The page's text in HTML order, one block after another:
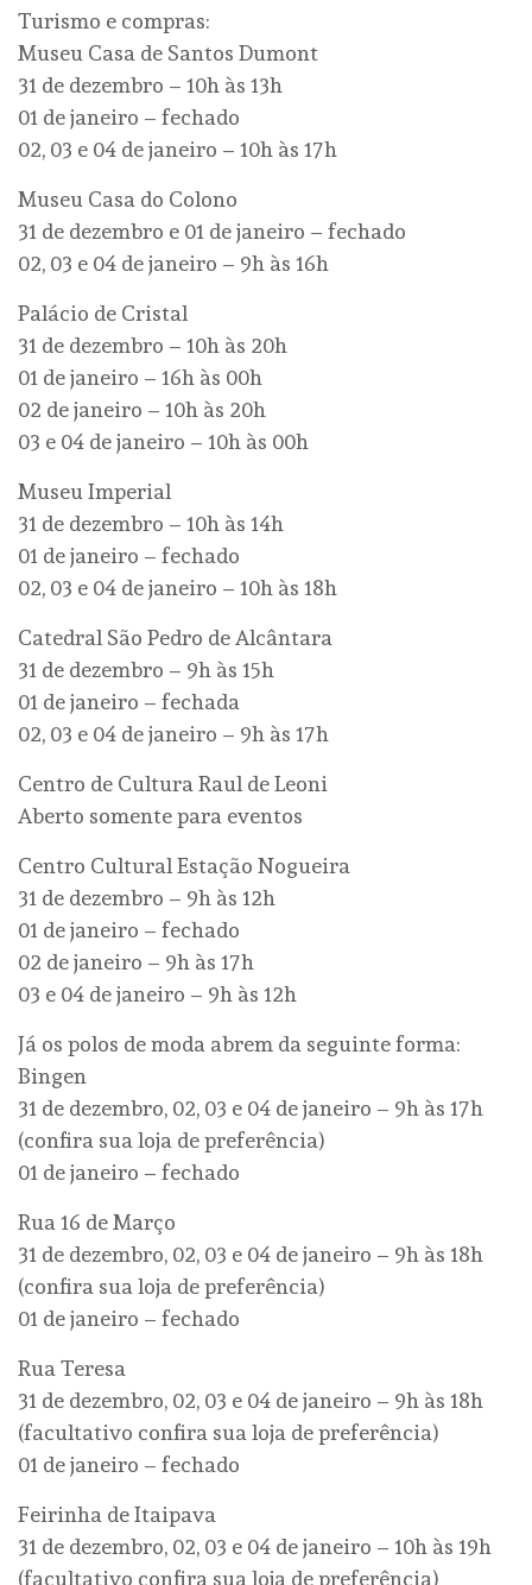
Turismo e compras:
Museu Casa de Santos Dumont
31 de dezembro – 10h às 13h
01 de janeiro – fechado
02, 03 e 04 de janeiro – 10h às 17h
Museu Casa do Colono
31 de dezembro e 01 de janeiro – fechado
02, 03 e 04 de janeiro – 9h às 16h
Palácio de Cristal
31 de dezembro – 10h às 20h
01 de janeiro – 16h às 00h
02 de janeiro – 10h às 20h
03 e 04 de janeiro – 10h às 00h
Museu Imperial
31 de dezembro – 10h às 14h
01 de janeiro – fechado
02, 03 e 04 de janeiro – 10h às 18h
Catedral São Pedro de Alcântara
31 de dezembro – 9h às 15h
01 de janeiro – fechada
02, 03 e 04 de janeiro – 9h às 17h
Centro de Cultura Raul de Leoni
Aberto somente para eventos
Centro Cultural Estação Nogueira
31 de dezembro – 9h às 12h
01 de janeiro – fechado
02 de janeiro – 9h às 17h
03 e 04 de janeiro – 9h às 12h
Já os polos de moda abrem da seguinte forma:
Bingen
31 de dezembro, 02, 03 e 04 de janeiro – 9h às 17h
(confira sua loja de preferência)
01 de janeiro – fechado
Rua 16 de Março
31 de dezembro, 02, 03 e 04 de janeiro – 9h às 18h
(confira sua loja de preferência)
01 de janeiro – fechado
Rua Teresa
31 de dezembro, 02, 03 e 04 de janeiro – 9h às 18h
(facultativo confira sua loja de preferência)
01 de janeiro – fechado
Feirinha de Itaipava
31 de dezembro, 02, 03 e 04 de janeiro – 10h às 19h
(facultativo confira sua loja de preferência)